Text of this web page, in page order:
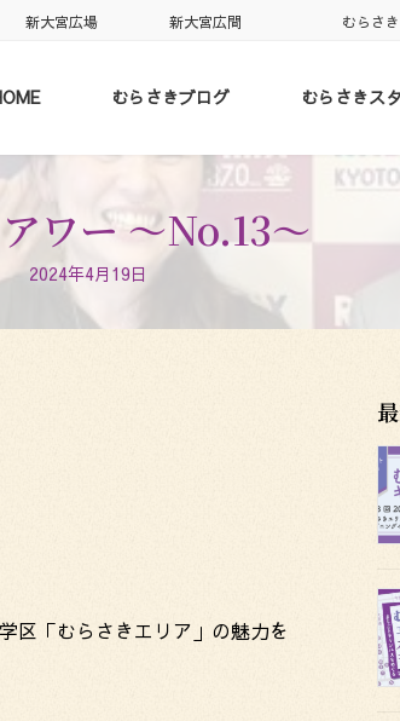
新大宮広場 新大宮広間 むらさ
むらさきブログ むらさきス
ワー 〜No.13〜
2024年4月19日
区「むらさきエリア」の魅力を